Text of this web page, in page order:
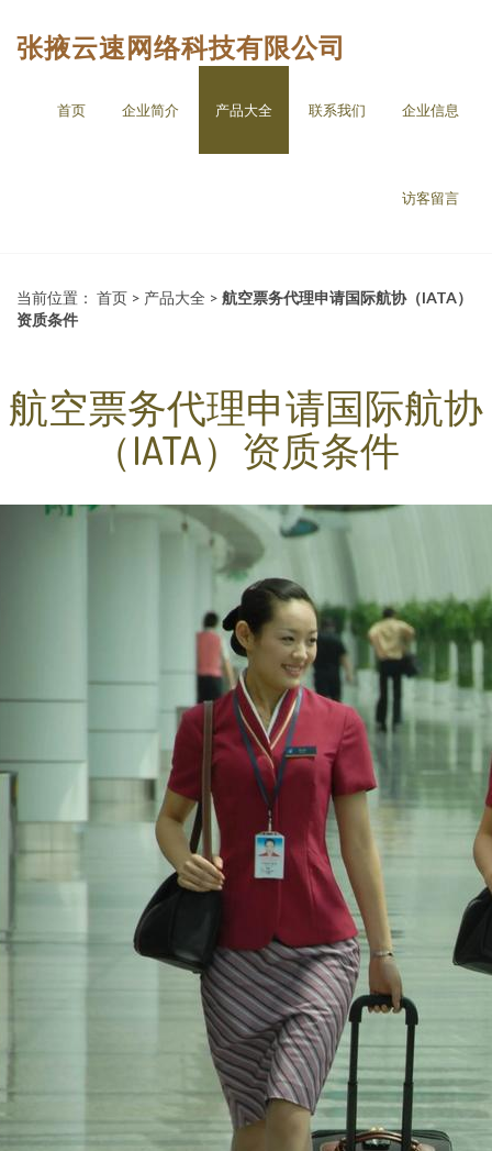
张掖云速网络科技有限公司
首页 企业简介 产品大全 联系我们 企业信息
访客留言
当前位置： 首页 > 产品大全 > 航空票务代理申请国际航协（IATA）
资质条件
航空票务代理申请国际航协
（IATA）资质条件